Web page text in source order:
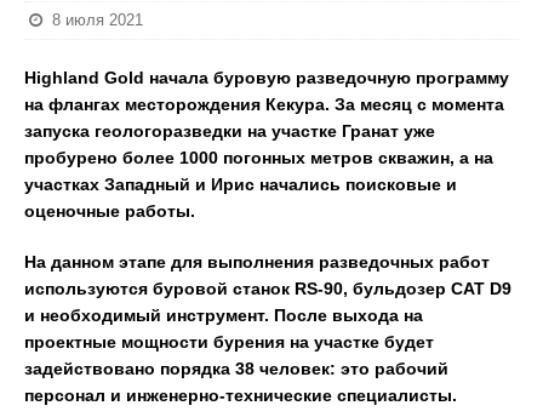
8 июля 2021
Highland Gold начала буровую разведочную программу
на флангах месторождения Кекура. За месяц с момента
запуска геологоразведки на участке Гранат уже
пробурено более 1000 погонных метров скважин, а на
участках Западный и Ирис начались поисковые и
оценочные работы.
На данном этапе для выполнения разведочных работ
используются буровой станок RS-90, бульдозер CAT D9
и необходимый инструмент. После выхода на
проектные мощности бурения на участке будет
задействовано порядка 38 человек: это рабочий
персонал и инженерно-технические специалисты.